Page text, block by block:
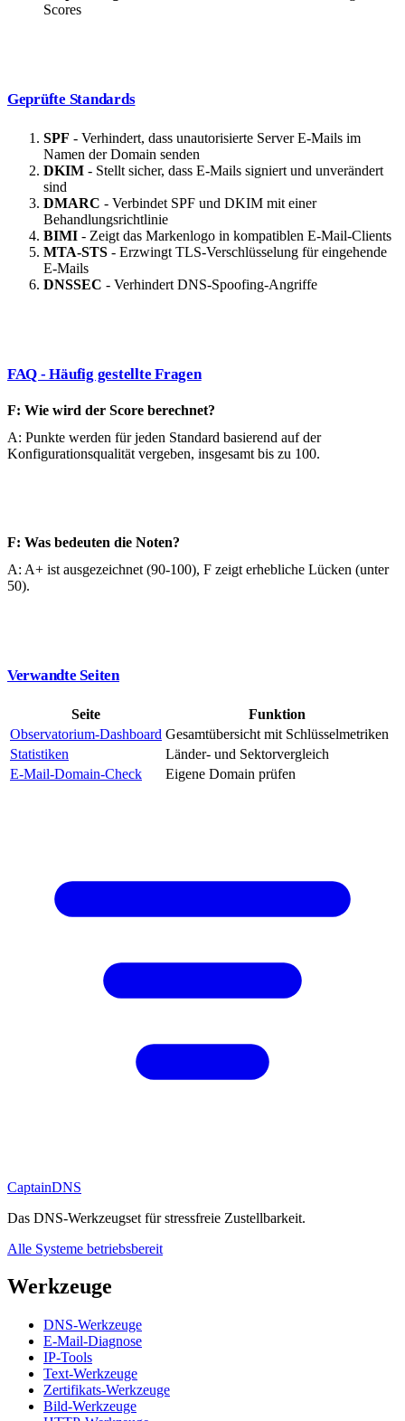
Scores
Geprüfte Standards
SPF - Verhindert, dass unautorisierte Server E-Mails im
Namen der Domain senden
DKIM - Stellt sicher, dass E-Mails signiert und unverändert
sind
DMARC - Verbindet SPF und DKIM mit einer
Behandlungsrichtlinie
BIMI - Zeigt das Markenlogo in kompatiblen E-Mail-Clients
MTA-STS - Erzwingt TLS-Verschlüsselung für eingehende
E-Mails
DNSSEC - Verhindert DNS-Spoofing-Angriffe
FAQ - Häufig gestellte Fragen
F: Wie wird der Score berechnet?
A: Punkte werden für jeden Standard basierend auf der
Konfigurationsqualität vergeben, insgesamt bis zu 100.
F: Was bedeuten die Noten?
A: A+ ist ausgezeichnet (90-100), F zeigt erhebliche Lücken (unter
50).
Verwandte Seiten
Seite
Funktion
Observatorium-Dashboard Gesamtübersicht mit Schlüsselmetriken
Statistiken
Länder- und Sektorvergleich
E-Mail-Domain-Check
Eigene Domain prüfen
CaptainDNS
Das DNS-Werkzeugset für stressfreie Zustellbarkeit.
Alle Systeme betriebsbereit
Werkzeuge
DNS-Werkzeuge
E-Mail-Diagnose
IP-Tools
Text-Werkzeuge
Zertifikats-Werkzeuge
Bild-Werkzeuge